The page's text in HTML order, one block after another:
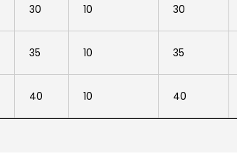
30 10 30
35 10 35
40 10 40